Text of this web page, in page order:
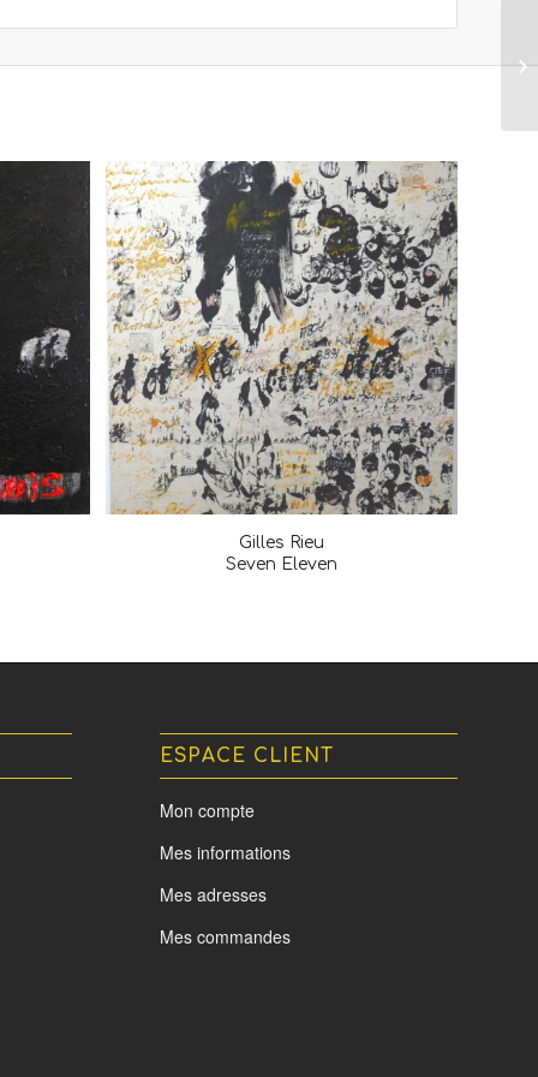
Gilles Rieu
Seven Eleven
ESPACE CLIENT
Mon compte
Mes informations
Mes adresses
Mes commandes